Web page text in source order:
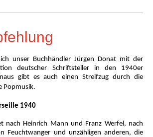
unser Buchhändler Jürgen Donat mit der
deutscher Schriftsteller in den 1940er
gibt es auch einen Streifzug durch die
Popmusik.
1940
nach Heinrich Mann und Franz Werfel, nach
Feuchtwanger und unzähligen anderen, die